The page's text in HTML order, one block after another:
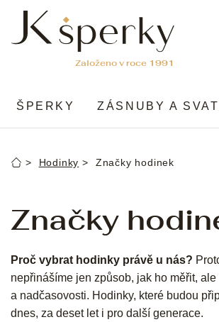
obsah
ŠPERKY ZÁSNUBY A
DomůHodinky Značky hodinek
Značky
Proč vybrat hodinky právě u nás?
nepřinášíme jen způsob, jak ho měřit,
a nadčasovosti. Hodinky, které budou
dnes, za deset let i pro další generace.